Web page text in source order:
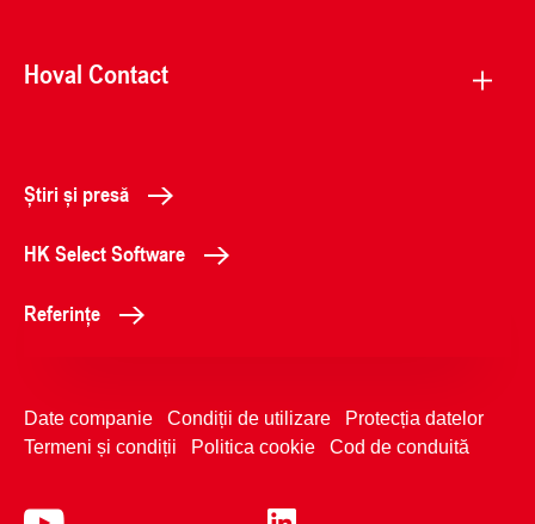
Hoval Contact
Știri și presă
HK Select Software
Referințe
Date companie Condiții de utilizare
Protecția datelor
Termeni și condiții
Politica cookie Cod de conduită